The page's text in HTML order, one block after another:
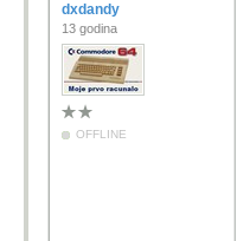
dxdandy
13 godina
OFFLINE